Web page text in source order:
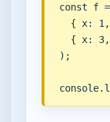
const f
{ x:
{ x:
);